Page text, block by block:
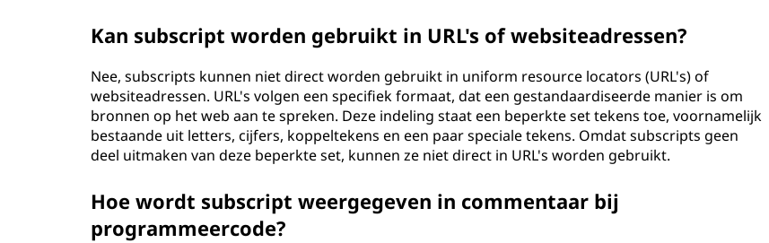
Kan subscript worden gebruikt in URL's of websiteadressen?
Nee, subscripts kunnen niet direct worden gebruikt in uniform resource locators (URL's) of
websiteadressen. URL's volgen een specifiek formaat, dat een gestandaardiseerde manier is om
bronnen op het web aan te spreken. Deze indeling staat een beperkte set tekens toe, voornamelijk
bestaande uit letters, cijfers, koppeltekens en een paar speciale tekens. Omdat subscripts geen
deel uitmaken van deze beperkte set, kunnen ze niet direct in URL's worden gebruikt.
Hoe wordt subscript weergegeven in commentaar bij
programmeercode?